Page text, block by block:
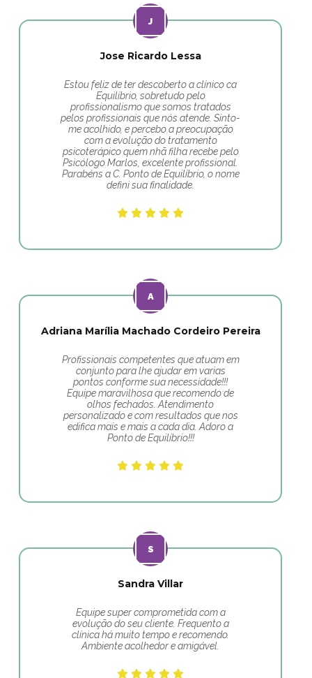
Jose Ricardo Lessa
Estou feliz de ter descoberto a clínico ca
Equilíbrio, sobretudo pelo
profissionalismo que somos tratados
pelos profissionais que nós atende. Sinto-
me acolhido, e percebo a preocupação
com a evolução do tratamento
psicoterápico quem nhã filha recebe pelo
Psicólogo Marlos, excelente profissional.
Parabéns a C. Ponto de Equilíbrio, o nome
defini sua finalidade.
Adriana Marília Machado Cordeiro Pereira
Profissionais competentes que atuam em
conjunto para lhe ajudar em varias
pontos conforme sua necessidade!!!
Equipe maravilhosa que recomendo de
olhos fechados. Atendimento
personalizado e com resultados que nos
edifica mais e mais a cada dia. Adoro a
Ponto de Equilíbrio!!!
Sandra Villar
Equipe super comprometida com a
evolução do seu cliente. Frequento a
clínica há muito tempo e recomendo.
Ambiente acolhedor e amigável.